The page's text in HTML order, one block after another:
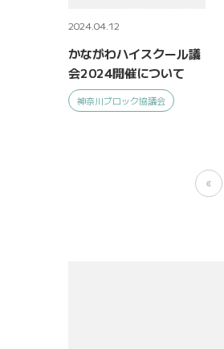
2024.04.12
かながわハイスクール議
会2024開催について
神奈川ブロック協議会
«